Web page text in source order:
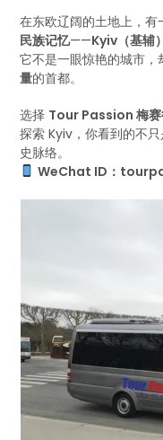
在东欧辽阔的土地上，有
民族记忆——Kyiv（基辅）
它不是一眼惊艳的城市，
量的首都。
选择 Tour Passion 梅
探索 Kyiv，你看到的不
史脉络。
WeChat ID：